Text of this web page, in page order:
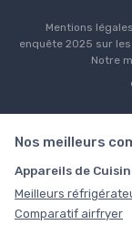
Mentions légales
enquête 2025 sur
Notre
Nos meilleurs
Appareils de
Meilleurs
Comparatif airfryer